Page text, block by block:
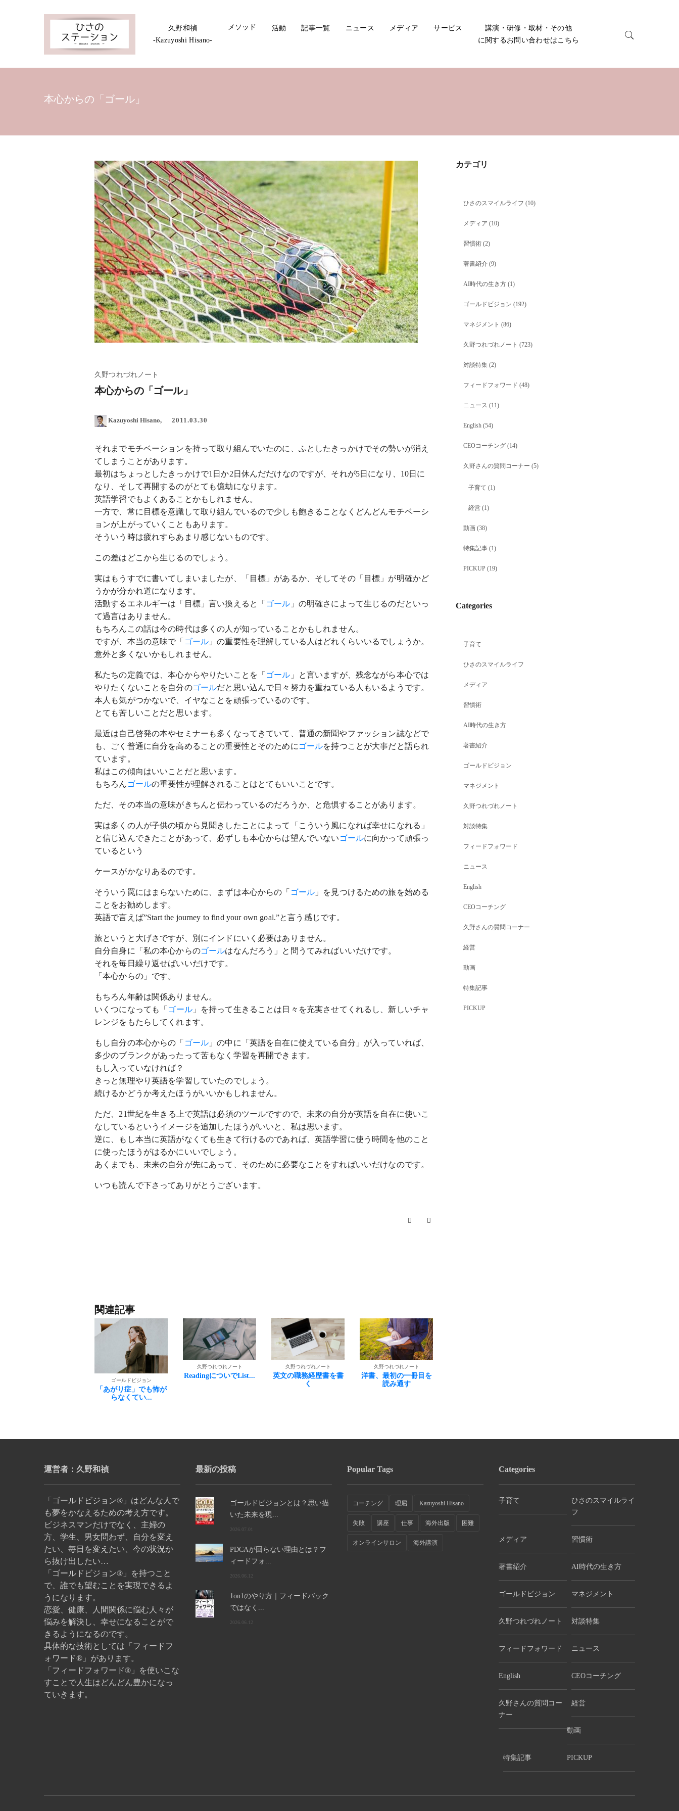
久野和禎
-Kazuyoshi Hisano-
メソッド 活動 記事一覧 ニュース メディア サービス
講演・研修・取材・その他
に関するお問い合わせはこちら
本心からの「ゴール」
久野つれづれノート
本心からの「ゴール」
Kazuyoshi Hisano 2011.03.30
それまでモチベーションを持って取り組んでいたのに、ふとしたきっかけでその勢いが消え
てしまうことがあります。
最初はちょっとしたきっかけで1日か2日休んだだけなのですが、それが5日になり、10日に
なり、そして再開するのがとても億劫になります。
英語学習でもよくあることかもしれません。
一方で、常に目標を意識して取り組んでいるので少しも飽きることなくどんどんモチベーシ
ョンが上がっていくこともあります。
そういう時は疲れすらあまり感じないものです。
この差はどこから生じるのでしょう。
実はもうすでに書いてしまいましたが、「目標」があるか、そしてその「目標」が明確かど
うかが分かれ道になります。
活動するエネルギーは「目標」言い換えると「 ゴール 」の明確さによって生じるのだといっ
て過言はありません。
もちろんこの話は今の時代は多くの人が知っていることかもしれません。
ですが、本当の意味で「 ゴール 」の重要性を理解している人はどれくらいいるでしょうか。
意外と多くないかもしれません。
私たちの定義では、本心からやりたいことを「 ゴール 」と言いますが、残念ながら本心では
やりたくないことを自分のゴールだと思い込んで日々努力を重ねている人もいるようです。
本人も気がつかないで、イヤなことを頑張っているのです。
とても苦しいことだと思います。
最近は自己啓発の本やセミナーも多くなってきていて、普通の新聞やファッション誌などで
も、ごく普通に自分を高めることの重要性とそのために ゴールを持つことが大事だと語られ
ています。
私はこの傾向はいいことだと思います。
もちろん ゴールの重要性が理解されることはとてもいいことです。
ただ、その本当の意味がきちんと伝わっているのだろうか、と危惧することがあります。
実は多くの人が子供の頃から見聞きしたことによって「こういう風になれば幸せになれる」
と信じ込んできたことがあって、必ずしも本心からは望んでいない ゴールに向かって頑張っ
ているという
ケースがかなりあるのです。
そういう罠にはまらないために、まずは本心からの「 ゴール 」を見つけるための旅を始める
ことをお勧めします。
英語で言えば”Start the journey to find your own goal.”と言う感じです。
旅というと大げさですが、別にインドにいく必要はありません。
自分自身に「私の本心からのゴールはなんだろう」と問うてみればいいだけです。
それを毎日繰り返せばいいだけです。
「本心からの」です。
もちろん年齢は関係ありません。
いくつになっても「 ゴール」を持って生きることは日々を充実させてくれるし、新しいチャ
レンジをもたらしてくれます。
もし自分の本心からの「 ゴール 」の中に「英語を自在に使えている自分」が入っていれば、
多少のブランクがあったって苦もなく学習を再開できます。
もし入っていなければ？
きっと無理やり英語を学習していたのでしょう。
続けるかどうか考えたほうがいいかもしれません。
ただ、21世紀を生きる上で英語は必須のツールですので、未来の自分が英語を自在に使いこ
なしているというイメージを追加したほうがいいと、私は思います。
逆に、もし本当に英語がなくても生きて行けるのであれば、英語学習に使う時間を他のこと
に使ったほうがはるかにいいでしょう。
あくまでも、未来の自分が先にあって、そのために必要なことをすればいいだけなのです。
いつも読んで下さってありがとうございます。
関連記事
久野つれづれノート
ReadingについでList...
久野つれづれノート
英文の職務経歴書を書
久野つれづれノート
洋書、最初の一冊目を
読み通す
久野つれづれノート
こんなときだけど、少
しずつ
カテゴリ
ひさのスマイルライフ (10)
メディア (10)
習慣術 (2)
著書紹介 (9)
AI時代の生き方 (1)
ゴールドビジョン (192)
マネジメント (86)
久野つれづれノート (723)
対談特集 (2)
フィードフォワード (48)
ニュース (11)
English (54)
CEOコーチング (14)
久野さんの質問コーナー (5)
子育て (1)
経営 (1)
動画 (38)
特集記事 (1)
PICKUP (19)
Categories
子育て
ひさのスマイルライフ
メディア
習慣術
AI時代の生き方
著書紹介
ゴールドビジョン
マネジメント
久野つれづれノート
対談特集
フィードフォワード
ニュース
English
CEOコーチング
久野さんの質問コーナー
経営
動画
特集記事
PICKUP
運営者：久野和禎
「ゴールドビジョン®」はどんな人で
も夢をかなえるための考え方です。
ビジネスマンだけでなく、主婦の
方、学生、男女問わず、自分を変え
たい、毎日を変えたい、今の状況か
ら抜け出したい…
「ゴールドビジョン®」を持つこと
で、誰でも望むことを実現できるよ
うになります。
恋愛、健康、人間関係に悩む人々が
悩みを解決し、幸せになることがで
きるようになるのです。
具体的な技術としては「フィードフ
ォワード®」があります。
「フィードフォワード®」を使いこな
すことで人生はどんどん豊かになっ
ていきます。
最新の投稿
ゴールドビジョンとは？思い描
いた未来を現...
2026.07.01
PDCAが回らない理由とは？フ
ィードフォ...
2026.06.12
1on1のやり方｜フィードバック
ではなく...
2026.06.12
Popular Tags
コーチング 理屈 Kazuyoshi Hisano
失敗 講座 仕事 海外出版 困難
オンラインサロン 海外講演
Categories
子育て
ひさのスマイルライ
フ
メディア 習慣術
著書紹介 AI時代の生き方
ゴールドビジョン マネジメント
久野つれづれノート 対談特集
フィードフォワード ニュース
English CEOコーチング
久野さんの質問コー
ナー
経営
動画
特集記事 PICKUP